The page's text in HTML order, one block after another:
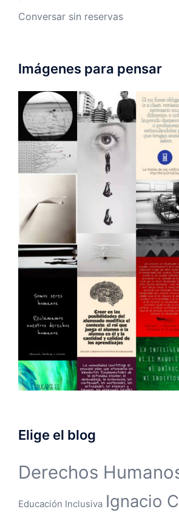
Conversar sin reservas
Imágenes para pensar
Elige el blog
Derechos
Educación Inclusiva Ignacio